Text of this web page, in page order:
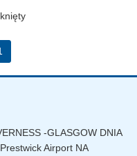
-GLASGOW DNIA
Airport NA